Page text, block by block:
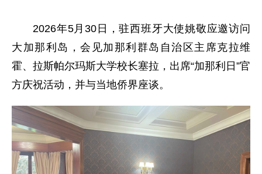
2026年5月30日，驻西班牙大使姚敬应邀访问
大加那利岛，会见加那利群岛自治区主席克拉维
霍、拉斯帕尔玛斯大学校长塞拉，出席“加那利日”官
方庆祝活动，并与当地侨界座谈。